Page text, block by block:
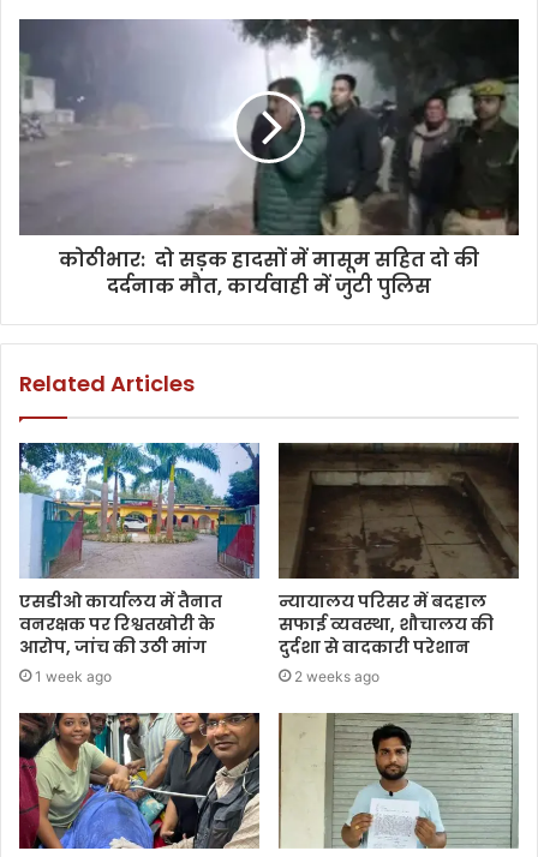
कोठीभार: दो सड़क हादसों में मासूम सहित दो की
दर्दनाक मौत, कार्यवाही में जुटी पुलिस
Related Articles
एसडीओ कार्यालय में तैनात
वनरक्षक पर रिश्वतखोरी के
आरोप, जांच की उठी मांग
1 week ago
न्यायालय परिसर में बदहाल
सफाई व्यवस्था, शौचालय की
दुर्दशा से वादकारी परेशान
2 weeks ago